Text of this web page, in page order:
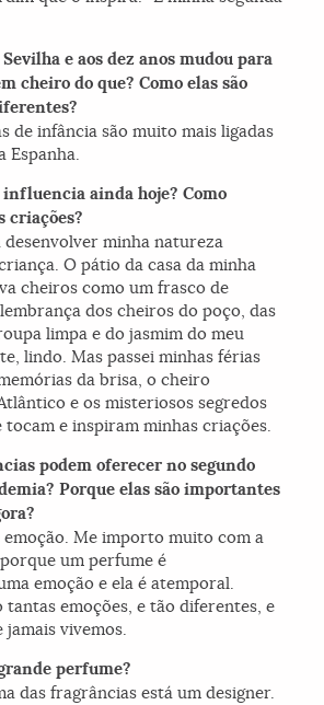
e aos dez anos mudou para
cheiro do que? Como elas são
de infância são muito mais ligadas
Espanha.
influencia ainda hoje? Como
criações?
desenvolver minha natureza
O pátio da casa da minha
cheiros como um frasco de
dos cheiros do poço, das
limpa e do jasmim do meu
lindo. Mas passei minhas férias
da brisa, o cheiro
e os misteriosos segredos
e inspiram minhas criações.
podem oferecer no segundo
Porque elas são importantes
emoção. Me importo muito com a
um perfume é
emoção e ela é atemporal.
tantas emoções, e tão diferentes, e
vivemos.
perfume?
das fragrâncias está um designer.